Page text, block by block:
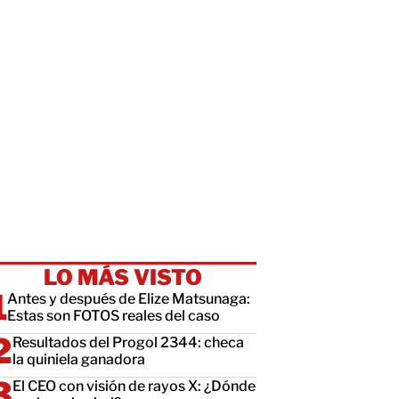
LO MÁS VISTO
Antes y después de Elize Matsunaga:
Estas son FOTOS reales del caso
Resultados del Progol 2344: checa
la quiniela ganadora
El CEO con visión de rayos X: ¿Dónde